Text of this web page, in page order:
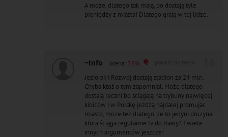
A może, dlatego tak mają, bo dostają tyle
pieniędzy z miasta! Dlatego grają w tej lidze.
~Info ocena: 33%
Jeziorak i Rozwój dostają stadion za 24 mln.
Chyba ktoś o tym zapomniał. Może dlatego
dostają reczni bo ściągają na trybuny najwięcej
kibiców i w Polskę jeżdżą najdalej promujac
miasto, może też dlatego, że to jedyni druzyna
ktora ściąga regularnie tv do Iławy? I wiele
innych argumentów jeszcze!